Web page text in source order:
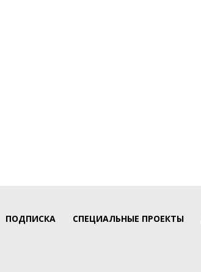
ПОДПИСКА СПЕЦИАЛЬНЫЕ ПРОЕКТЫ